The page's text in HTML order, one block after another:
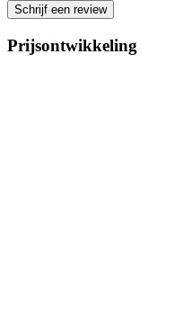
Schrijf een review
Prijsontwikkeling